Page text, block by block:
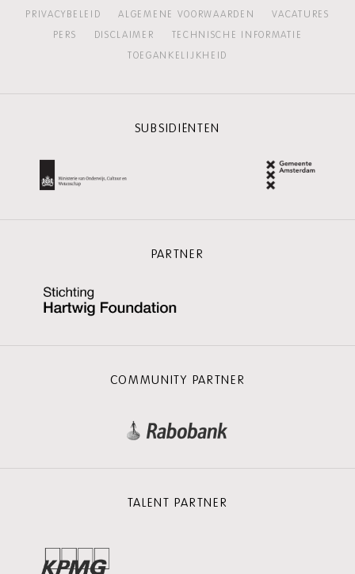
PRIVACYBELEID ALGEMENE VOORWAARDEN
VACATURES
PERS
DISCLAIMER
TECHNISCHE INFORMATIE
TOEGANKELIJKHEID
SUBSIDIËNTEN
PARTNER
COMMUNITY PARTNER
TALENT PARTNER